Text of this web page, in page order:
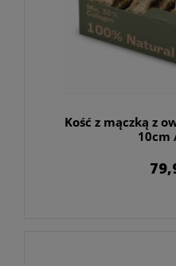
Kość z mączką z
10cm